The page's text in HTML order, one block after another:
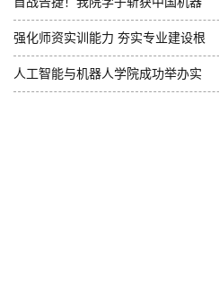
人...
强化师资实训能力 夯实专业建设根
基...
人工智能与机器人学院成功举办实